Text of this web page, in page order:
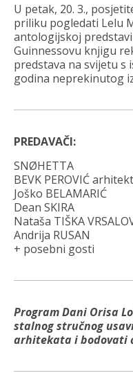
U petak, 20. 3.,
priliku pogledati Lelu
antologijskoj
Guinnessovu knjigu
predstava na svijetu s
godina neprekinutog
PREDAVAČI:
SNØHETTA
BEVK PEROVIĆ
Joško BELAMARIĆ
Dean SKIRA
Nataša TIŠKA
Andrija RUSAN
+ posebni gosti
Program Dani Orisa
stalnog stručnog
arhitekata i bodovati